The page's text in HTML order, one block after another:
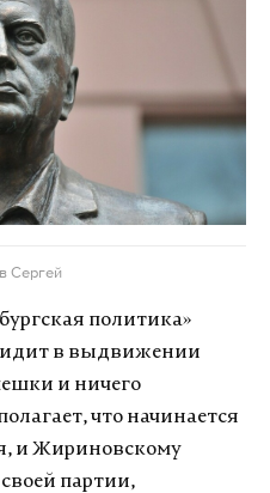
Сергей
политика»
в выдвижении
и ничего
что начинается
и Жириновскому
партии,